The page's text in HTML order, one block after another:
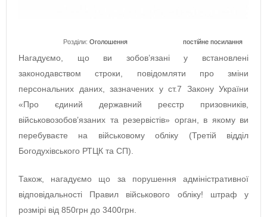
Розділи: Оголошення постійне посилання
Нагадуємо, що ви зобов’язані у встановлені
законодавством строки, повідомляти про зміни
персональних даних, зазначених у ст.7 Закону України
«Про єдиний державний реєстр призовників,
військовозобов’язаних та резервістів» орган, в якому ви
перебуваєте на військовому обліку (Третій відділ
Богодухівського РТЦК та СП).
Також, нагадуємо що за порушення адміністративної
відповідальності Правил військового обліку! штраф у
розмірі від 850грн до 3400грн.